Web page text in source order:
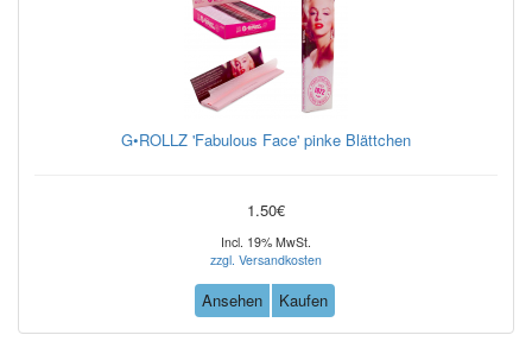
G•ROLLZ 'Fabulous Face' pinke Blättchen
1.50€
Incl. 19% MwSt.
zzgl. Versandkosten
Ansehen Kaufen